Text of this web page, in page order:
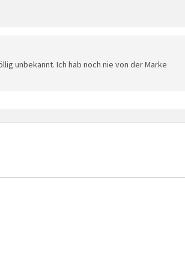
unbekannt. Ich hab noch nie von der Marke